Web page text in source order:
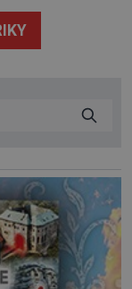
5.
Michiganské